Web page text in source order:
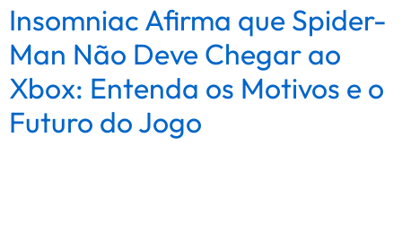
Insomniac Afirma que Spider-
Man Não Deve Chegar ao
Xbox: Entenda os Motivos e o
Futuro do Jogo